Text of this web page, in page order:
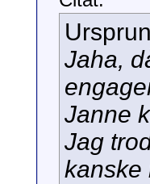
Jaha,
Janne
Jag
kanske